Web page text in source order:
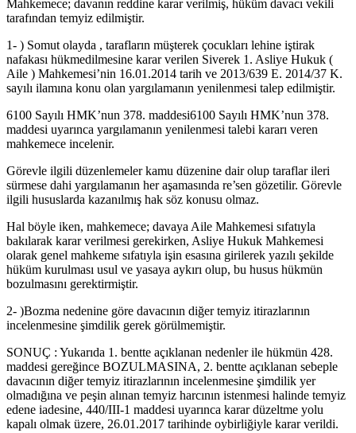
Mahkemece; davanın reddine karar verilmiş, hüküm davacı vekili
tarafından temyiz edilmiştir.
1- ) Somut olayda , tarafların müşterek çocukları lehine iştirak
nafakası hükmedilmesine karar verilen Siverek 1. Asliye Hukuk (
Aile ) Mahkemesi’nin 16.01.2014 tarih ve 2013/639 E. 2014/37 K.
sayılı ilamına konu olan yargılamanın yenilenmesi talep edilmiştir.
6100 Sayılı HMK’nun 378. maddesi6100 Sayılı HMK’nun 378.
maddesi uyarınca yargılamanın yenilenmesi talebi kararı veren
mahkemece incelenir.
Görevle ilgili düzenlemeler kamu düzenine dair olup taraflar ileri
sürmese dahi yargılamanın her aşamasında re’sen gözetilir. Görevle
ilgili hususlarda kazanılmış hak söz konusu olmaz.
Hal böyle iken, mahkemece; davaya Aile Mahkemesi sıfatıyla
bakılarak karar verilmesi gerekirken, Asliye Hukuk Mahkemesi
olarak genel mahkeme sıfatıyla işin esasına girilerek yazılı şekilde
hüküm kurulması usul ve yasaya aykırı olup, bu husus hükmün
bozulmasını gerektirmiştir.
2- )Bozma nedenine göre davacının diğer temyiz itirazlarının
incelenmesine şimdilik gerek görülmemiştir.
SONUÇ : Yukarıda 1. bentte açıklanan nedenler ile hükmün 428.
maddesi gereğince BOZULMASINA, 2. bentte açıklanan sebeple
davacının diğer temyiz itirazlarının incelenmesine şimdilik yer
olmadığına ve peşin alınan temyiz harcının istenmesi halinde temyiz
edene iadesine, 440/III-1 maddesi uyarınca karar düzeltme yolu
kapalı olmak üzere, 26.01.2017 tarihinde oybirliğiyle karar verildi.